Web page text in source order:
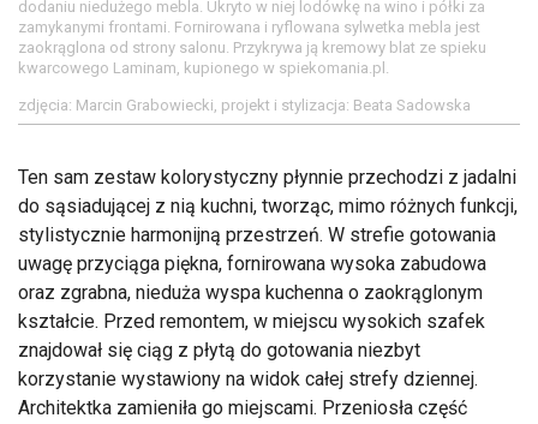
dodaniu niedużego mebla. Ukryto w niej lodówkę na wino i półki za
zamykanymi frontami. Fornirowana i ryflowana sylwetka mebla jest
zaokrąglona od strony salonu. Przykrywa ją kremowy blat ze spieku
kwarcowego Laminam, kupionego w spiekomania.pl.
zdjęcia: Marcin Grabowiecki, projekt i stylizacja: Beata Sadowska
Ten sam zestaw kolorystyczny płynnie przechodzi z jadalni
do sąsiadującej z nią kuchni, tworząc, mimo różnych funkcji,
stylistycznie harmonijną przestrzeń. W strefie gotowania
uwagę przyciąga piękna, fornirowana wysoka zabudowa
oraz zgrabna, nieduża wyspa kuchenna o zaokrąglonym
kształcie. Przed remontem, w miejscu wysokich szafek
znajdował się ciąg z płytą do gotowania niezbyt
korzystanie wystawiony na widok całej strefy dziennej.
Architektka zamieniła go miejscami. Przeniosła część